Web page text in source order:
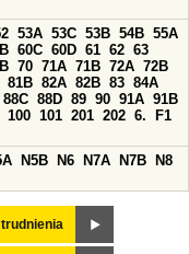
53A 53C 53B 54B 55A
60C 60D 61 62 63
70 71A 71B 72A 72B
81B 82A 82B 83 84A
88C 88D 89 90 91A 91B
100 101 201 202 6.
F1
N5B N6 N7A N7B
N8